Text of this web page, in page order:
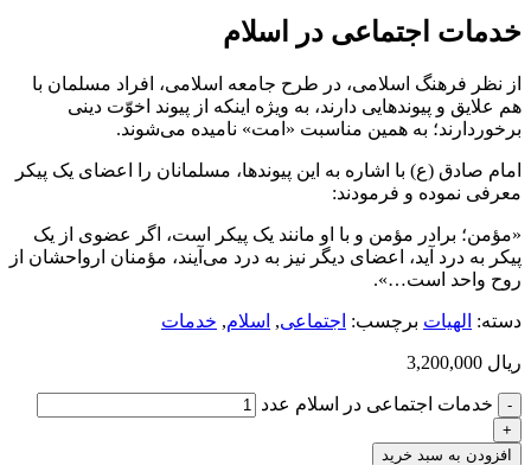
خدمات اجتماعی در اسلام
از نظر فرهنگ اسلامی، در طرح جامعه اسلامی، افراد مسلمان با
هم علایق و پیوندهایی دارند، به ویژه اينکه از پیوند اخوّت دینی
برخوردارند؛ به همین مناسبت «امت» نامیده می‌شوند.
امام صادق (ع) با اشاره به این پیوندها، مسلمانان را اعضای یک پیکر
معرفی نموده و فرمودند:
«مؤمن؛ برادر مؤمن و با او مانند یک پیکر است، اگر عضوی از یک
پیکر به درد آید، اعضای دیگر نیز به درد می‌آیند، مؤمنان ارواحشان از
روح واحد است…».
دسته: الهيات برچسب: اجتماعی, اسلام, خدمات
ریال
خدمات اجتماعی در اسلام عدد
افزودن به سبد خرید